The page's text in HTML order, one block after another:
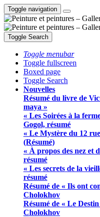
Toggle navigation
Toggle Search
Toggle menubar
Toggle fullscreen
Boxed page
Toggle Search
Nouvelles
Résumé du livre de
maya »
« Les Soirées à la
Gogol, résumé
« Le Mystère du 12
(Résumé)
« À propos des nez et
résumé
« Les secrets de la
résumé
Résumé de « Ils ont
Cholokhov
Résumé de « Le
Cholokhov